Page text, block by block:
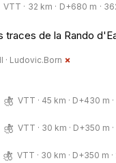
VTT · 32 km · D+680 m ·
de la Rando
· Ludovic.Born
VTT · 45 km · D+430 m
VTT · 30 km · D+350 m ·
VTT · 30 km · D+350 m ·